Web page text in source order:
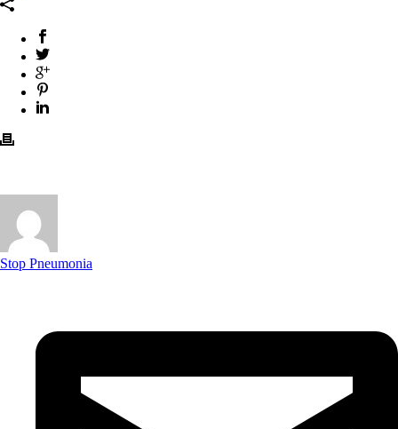
Stop Pneumonia